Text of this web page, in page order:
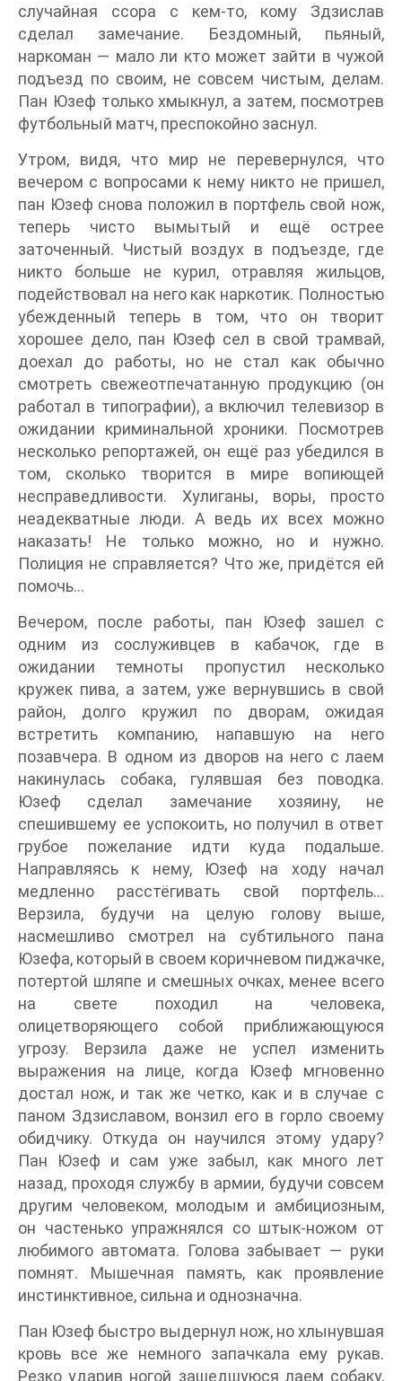
случайная ссора с кем-то, кому Здзислав
сделал замечание. Бездомный, пьяный,
наркоман — мало ли кто может зайти в чужой
подъезд по своим, не совсем чистым, делам.
Пан Юзеф только хмыкнул, а затем, посмотрев
футбольный матч, преспокойно заснул.
Утром, видя, что мир не перевернулся, что
вечером с вопросами к нему никто не пришел,
пан Юзеф снова положил в портфель свой нож,
теперь чисто вымытый и ещё острее
заточенный. Чистый воздух в подъезде, где
никто больше не курил, отравляя жильцов,
подействовал на него как наркотик. Полностью
убежденный теперь в том, что он творит
хорошее дело, пан Юзеф сел в свой трамвай,
доехал до работы, но не стал как обычно
смотреть свежеотпечатанную продукцию (он
работал в типографии), а включил телевизор в
ожидании криминальной хроники. Посмотрев
несколько репортажей, он ещё раз убедился в
том, сколько творится в мире вопиющей
несправедливости. Хулиганы, воры, просто
неадекватные люди. А ведь их всех можно
наказать! Не только можно, но и нужно.
Полиция не справляется? Что же, придётся ей
помочь...
Вечером, после работы, пан Юзеф зашел с
одним из сослуживцев в кабачок, где в
ожидании темноты пропустил несколько
кружек пива, а затем, уже вернувшись в свой
район, долго кружил по дворам, ожидая
встретить компанию, напавшую на него
позавчера. В одном из дворов на него с лаем
накинулась собака, гулявшая без поводка.
Юзеф сделал замечание хозяину, не
спешившему ее успокоить, но получил в ответ
грубое пожелание идти куда подальше.
Направляясь к нему, Юзеф на ходу начал
медленно расстёгивать свой портфель...
Верзила, будучи на целую голову выше,
насмешливо смотрел на субтильного пана
Юзефа, который в своем коричневом пиджачке,
потертой шляпе и смешных очках, менее всего
на свете походил на человека,
олицетворяющего собой приближающуюся
угрозу. Верзила даже не успел изменить
выражения на лице, когда Юзеф мгновенно
достал нож, и так же четко, как и в случае с
паном Здзиславом, вонзил его в горло своему
обидчику. Откуда он научился этому удару?
Пан Юзеф и сам уже забыл, как много лет
назад, проходя службу в армии, будучи совсем
другим человеком, молодым и амбициозным,
он частенько упражнялся со штык-ножом от
любимого автомата. Голова забывает — руки
помнят. Мышечная память, как проявление
инстинктивное, сильна и однозначна.
Пан Юзеф быстро выдернул нож, но хлынувшая
кровь все же немного запачкала ему рукав.
Резко ударив ногой зашедшуюся лаем собаку,